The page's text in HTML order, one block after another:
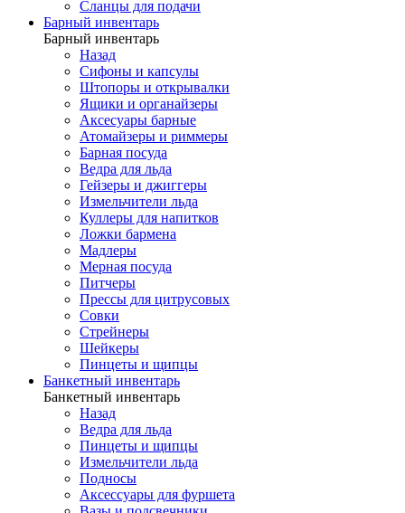
Сланцы для подачи
Барный инвентарь
Барный инвентарь
Назад
Сифоны и капсулы
Штопоры и открывалки
Ящики и органайзеры
Аксесуары барные
Атомайзеры и риммеры
Барная посуда
Ведра для льда
Гейзеры и джиггеры
Измельчители льда
Куллеры для напитков
Ложки бармена
Мадлеры
Мерная посуда
Питчеры
Прессы для цитрусовых
Совки
Стрейнеры
Шейкеры
Пинцеты и щипцы
Банкетный инвентарь
Банкетный инвентарь
Назад
Ведра для льда
Пинцеты и щипцы
Измельчители льда
Подносы
Аксессуары для фуршета